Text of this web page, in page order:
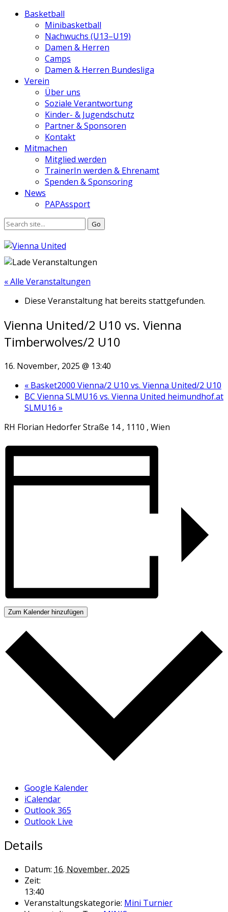
Basketball
Minibasketball
Nachwuchs (U13–U19)
Damen & Herren
Camps
Damen & Herren Bundesliga
Verein
Über uns
Soziale Verantwortung
Kinder- & Jugendschutz
Partner & Sponsoren
Kontakt
Mitmachen
Mitglied werden
TrainerIn werden & Ehrenamt
Spenden & Sponsoring
News
PAPAssport
« Alle Veranstaltungen
Diese Veranstaltung hat bereits stattgefunden.
Vienna United/2 U10 vs. Vienna
Timberwolves/2 U10
16. November, 2025 @ 13:40
« Basket2000 Vienna/2 U10 vs. Vienna United/2 U10
BC Vienna SLMU16 vs. Vienna United heimundhof.at
SLMU16 »
RH Florian Hedorfer Straße 14 , 1110 , Wien
Zum Kalender hinzufügen
Google Kalender
iCalendar
Outlook 365
Outlook Live
Details
Datum: 16. November, 2025
Zeit:
13:40
Veranstaltungskategorie: Mini Turnier